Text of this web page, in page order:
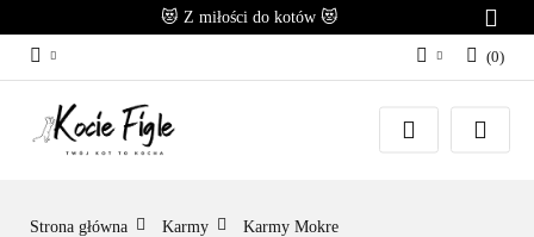
😻 Z miłości do kotów 😻
Zaloguj się
Załóż konto
(0)
Strona główna Karmy Karmy Mokre